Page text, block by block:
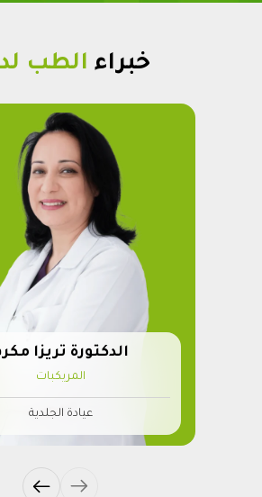
خبراء الطب
الدكتورة تريزا
المريكبات
عيادة الجلدية